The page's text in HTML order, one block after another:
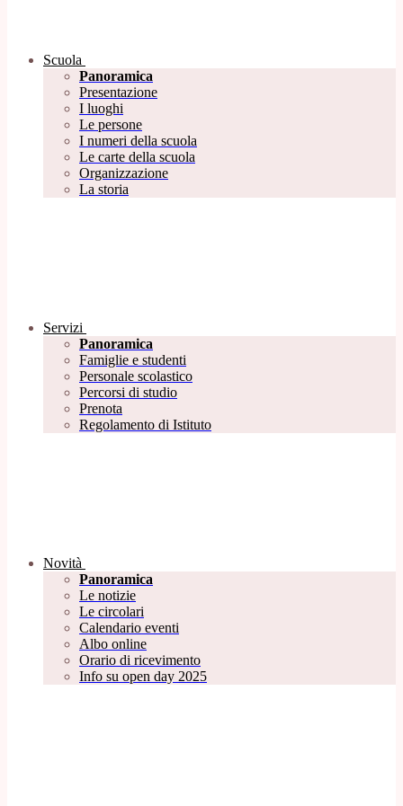
Scuola
Panoramica
Presentazione
I luoghi
Le persone
I numeri della scuola
Le carte della scuola
Organizzazione
La storia
Servizi
Panoramica
Famiglie e studenti
Personale scolastico
Percorsi di studio
Prenota
Regolamento di Istituto
Novità
Panoramica
Le notizie
Le circolari
Calendario eventi
Albo online
Orario di ricevimento
Info su open day 2025